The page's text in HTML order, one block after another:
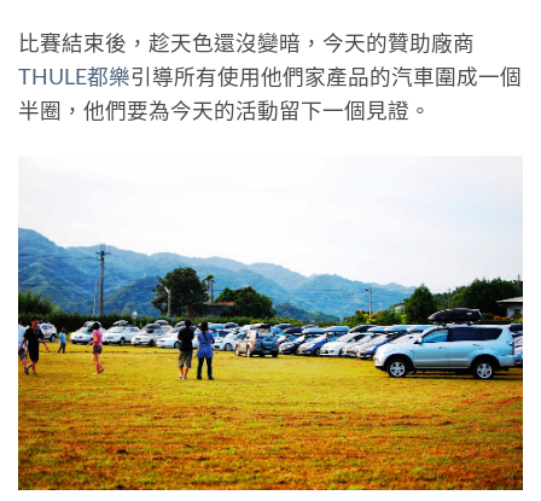
比賽結束後，趁天色還沒變暗，今天的贊助廠商
THULE都樂引導所有使用他們家產品的汽車圍成一個
半圈，他們要為今天的活動留下一個見證。